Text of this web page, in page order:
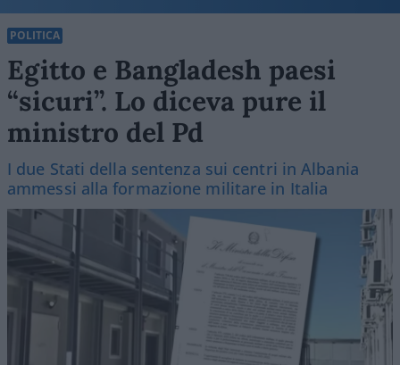
POLITICA
Egitto e Bangladesh paesi
“sicuri”. Lo diceva pure il
ministro del Pd
I due Stati della sentenza sui centri in Albania
ammessi alla formazione militare in Italia